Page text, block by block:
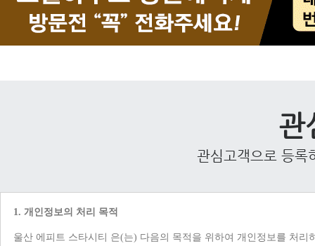
관
관심고객으로 등록